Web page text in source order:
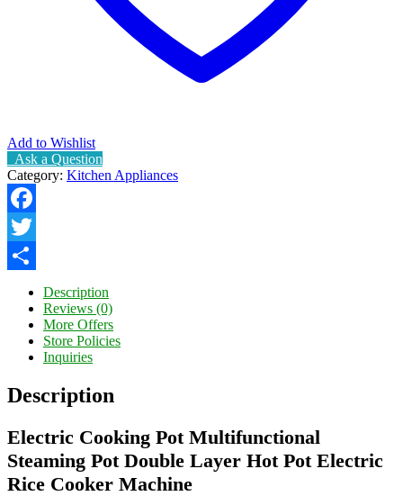
Add to Wishlist
Ask a Question
Category: Kitchen Appliances
Facebook
Twitter
Description
Reviews (0)
More Offers
Store Policies
Inquiries
Description
Electric Cooking Pot Multifunctional
Steaming PotDouble Layer Hot Pot Electric
Rice Cooker Machine